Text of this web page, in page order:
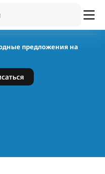
предложения на